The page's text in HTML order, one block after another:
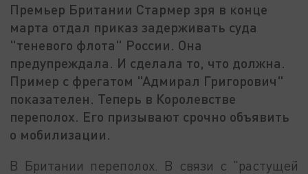
Премьер Британии Стармер зря в конце
марта отдал приказ задерживать суда
"теневого флота" России. Она
предупреждала. И сделала то, что должна.
Пример с фрегатом "Адмирал Григорович"
показателен. Теперь в Королевстве
переполох. Его призывают срочно объявить
о мобилизации.
В Британии переполох. В связи с "растущей